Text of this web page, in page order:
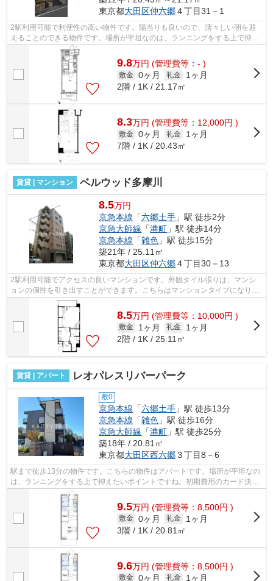
東京都大田区仲六郷４丁目31－1
2駅利用可能で利便性の高い物件です。陽当りも良いので、清々しい朝を迎
えることのできる物件です。場所が平坦なのは、ランニングをする上で抑え
たいポイントですね。防犯対策もバッチ...
9.8万円 (管理費等：- )
敷金 0ヶ月 礼金
1ヶ月
2階 / 1K / 21.17㎡
8.3万円 (管理費等：12,000円 )
敷金 0ヶ月 礼金
1ヶ月
7階 / 1K / 20.43㎡
賃貸 | マンション ベルウッド多摩川
8.5万円
京急本線 「六郷土手 」駅 徒歩2分
京急大師線 「港町 」駅 徒歩14分
京急本線 「雑色 」駅 徒歩15分
築21年 / 25.11㎡
東京都大田区仲六郷４丁目30－13
2駅利用可能でアクセスの良いマンションです。外観タイル張りは、マンシ
ョンの個性を引き出すことができます。こちらはマンションタイプになりま
す。こちらは初期費用をカードでお支払...
8.5万円 (管理費等：10,000円 )
敷金 1ヶ月 礼金
1ヶ月
2階 / 1K / 25.11㎡
賃貸 | アパート レオパレスリバーパーク
敷0
京急本線 「六郷土手 」駅 徒歩13分
京急本線 「雑色 」駅 徒歩16分
京急大師線 「港町 」駅 徒歩25分
築18年 / 20.81㎡
東京都大田区西六郷３丁目8－6
駅まで徒歩13分の物件です。こちらの物件はアパートです。場所が平坦なの
は、ランニングをする上で抑えたいポイントですね。初期費用のカード決済
ができます。ごみをもって歩く距離を...
9.5万円 (管理費等：8,500円 )
敷金 0ヶ月 礼金
1ヶ月
3階 / 1K / 20.81㎡
9.6万円 (管理費等：8,500円 )
敷金 0ヶ月 礼金
1ヶ月